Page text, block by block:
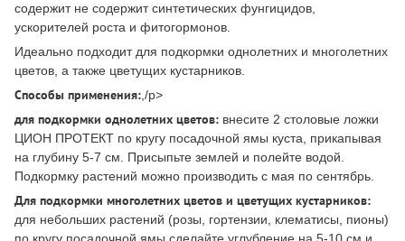
содержит не содержит синтетических фунгицидов,
ускорителей роста и фитогормонов.
Идеально подходит для подкормки однолетних и многолетних
цветов, а также цветущих кустарников.
Способы применения: ,/p>
для подкормки однолетних цветов: внесите 2 столовые ложки
ЦИОН ПРОТЕКТ по кругу посадочной ямы куста, прикапывая
на глубину 5-7 см. Присыпьте землей и полейте водой.
Подкормку растений можно производить с мая по сентябрь.
Для подкормки многолетних цветов и цветущих кустарников:
для небольших растений (розы, гортензии, клематисы, пионы)